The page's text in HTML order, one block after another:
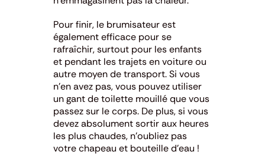
Pour finir, le brumisateur est
également efficace pour se
rafraîchir, surtout pour les enfants
et pendant les trajets en voiture ou
autre moyen de transport. Si vous
n’en avez pas, vous pouvez utiliser
un gant de toilette mouillé que vous
passez sur le corps. De plus, si vous
devez absolument sortir aux heures
les plus chaudes, n’oubliez pas
votre chapeau et bouteille d’eau !